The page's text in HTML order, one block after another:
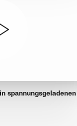
spannungsgeladenen